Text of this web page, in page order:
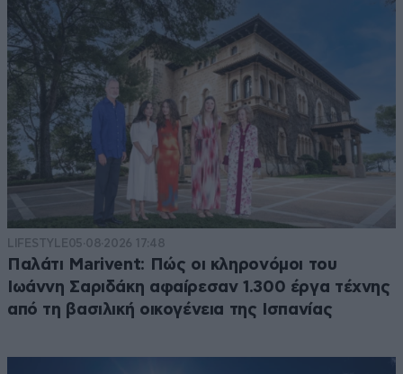
LIFESTYLE05·08·2026 17:48
Παλάτι Marivent: Πώς οι κληρονόμοι του
Ιωάννη Σαριδάκη αφαίρεσαν 1.300 έργα τέχνης
από τη βασιλική οικογένεια της Ισπανίας